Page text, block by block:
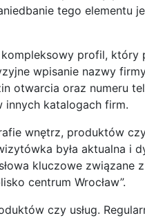
tego elementu
profil, który
wpisanie nazwy
otwarcia oraz numeru
innych katalogach firm.
wnętrz, produktów czy
była aktualna i
kluczowe związane
centrum Wrocław”.
czy usług.